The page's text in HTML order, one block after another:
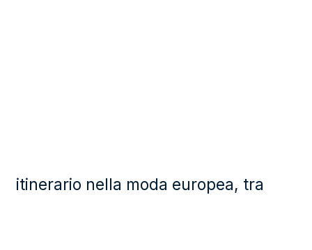
itinerario nella moda europea, tra